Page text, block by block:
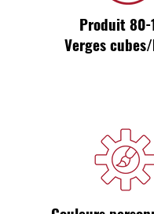
Produit 80-
Verges